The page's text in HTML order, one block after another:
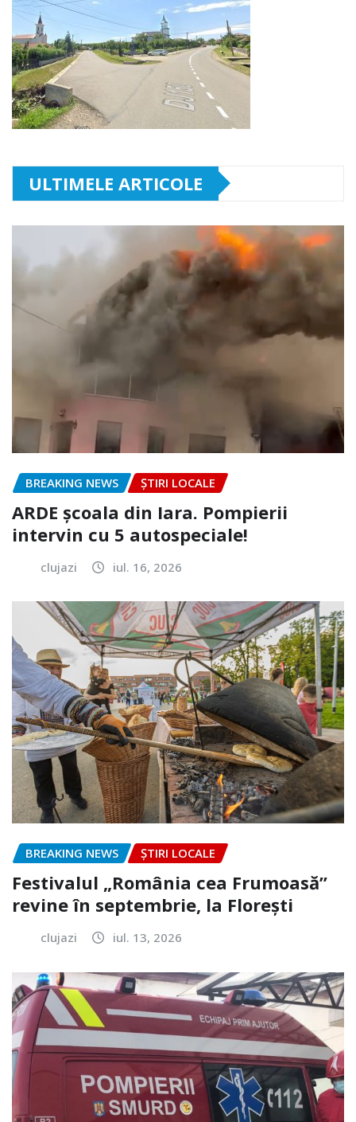
ULTIMELE ARTICOLE
BREAKING NEWS ȘTIRI LOCALE
ARDE școala din Iara. Pompierii
intervin cu 5 autospeciale!
clujazi iul. 16, 2026
BREAKING NEWS ȘTIRI LOCALE
Festivalul „România cea Frumoasă”
revine în septembrie, la Florești
clujazi iul. 13, 2026